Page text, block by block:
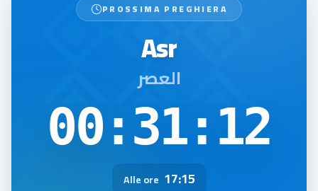
PROSSIMA PREGHIERA
Asr
العصر
00:31:11
Alle ore 17:15